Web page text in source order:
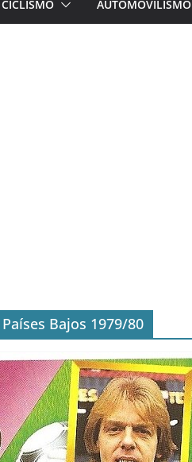
CICLISMO AUTOMOVILISMO
Bajos 1979/80